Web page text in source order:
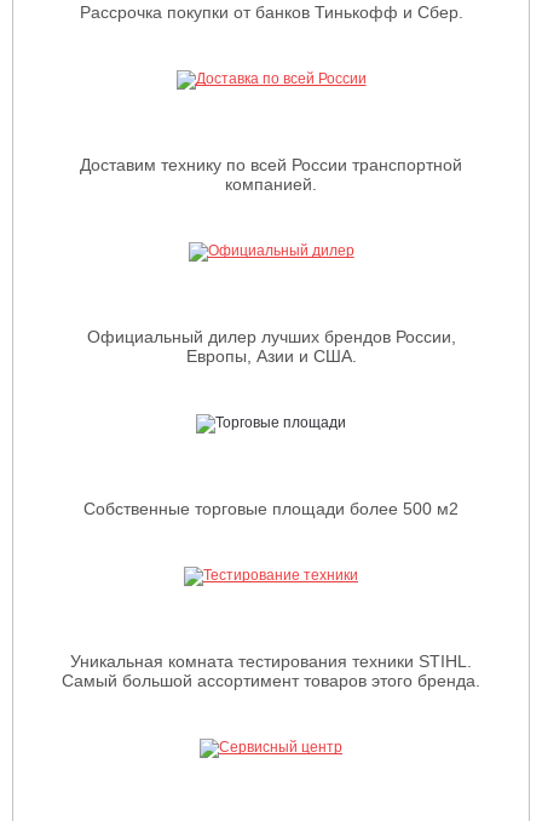
Рассрочка покупки от банков Тинькофф и Сбер.
Доставим технику по всей России транспортной
компанией.
Официальный дилер лучших брендов России,
Европы, Азии и США.
Собственные торговые площади более 500 м2
Уникальная комната тестирования техники STIHL.
Самый большой ассортимент товаров этого бренда.